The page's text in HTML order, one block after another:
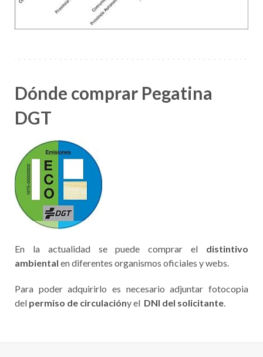
Dónde comprar Pegatina
DGT
En la actualidad se puede comprar el distintivo
ambiental en diferentes organismos oficiales y webs.
Para poder adquirirlo es necesario adjuntar fotocopia
del permiso de circulacióny el DNI del solicitante.